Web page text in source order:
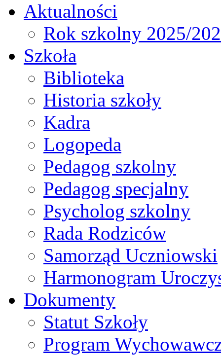
Aktualności
Rok szkolny 2025/
Szkoła
Biblioteka
Historia szkoły
Kadra
Logopeda
Pedagog szkolny
Pedagog specjalny
Psycholog szkolny
Rada Rodziców
Samorząd Uczniowski
Harmonogram
Dokumenty
Statut Szkoły
Program